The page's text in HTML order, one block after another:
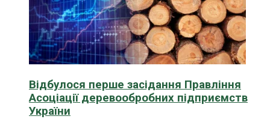
Відбулося перше засідання Правління
Асоціації деревообробних підприємств
України